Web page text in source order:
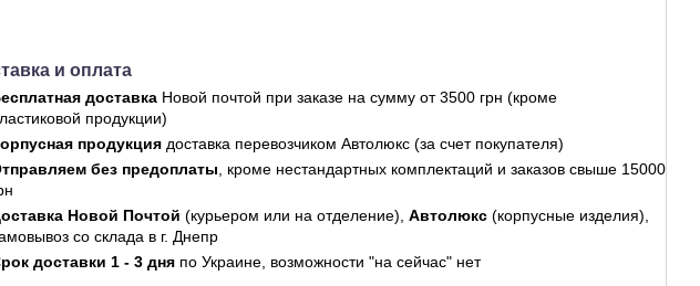
и оплата
доставка Новой почтой при заказе на сумму от 3500 грн (кроме
продукции)
продукция доставка перевозчиком Автолюкс (за счет покупателя)
без предоплаты, кроме нестандартных комплектаций и заказов свыше 15000
Новой Почтой (курьером или на отделение), Автолюкс (корпусные изделия),
со склада в г. Днепр
доставки 1 - 3 дня по Украине, возможности "на сейчас" нет